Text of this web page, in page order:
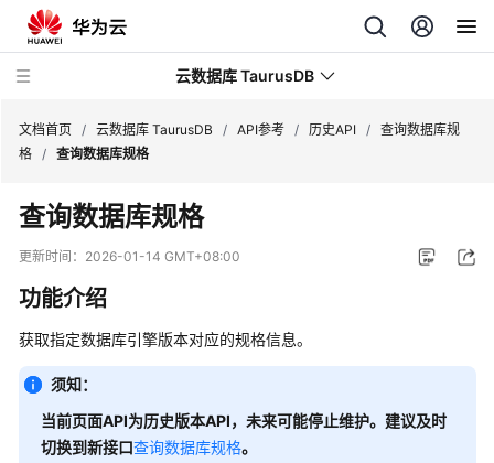
云数据库 TaurusDB
最
动
态
服
公
告
文档首页 / 云数据库 TaurusDB / API参考 / 历史API / 查询数据库规
格 / 查询数据库规格
查询数据库规格
更新时间： 2026-01-14 GMT+08:00
功能介绍
获取指定数据库引擎版本对应的规格信息。
须知：
当前页面API为历史版本API，未来可能停止维护。建议及时
切换到新接口查询数据库规格。